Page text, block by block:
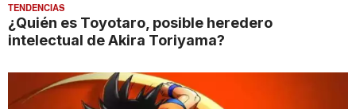
TENDENCIAS
¿Quién es Toyotaro, posible heredero
intelectual de Akira Toriyama?